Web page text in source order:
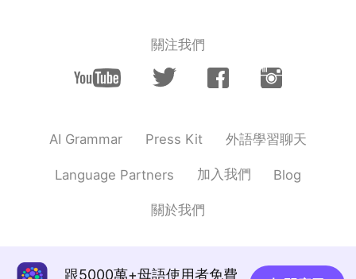
I finished my work early today!
sometimes.
But sky made me feel so heart-warming
for because there are many colors above.
It makes me feel like the world is a nice
the colors were very different.
關注我們
AI Grammar Press Kit 外語學習聊天
Language Partners 加入我們 Blog
關於我們
跟5000萬+母語使用者免費